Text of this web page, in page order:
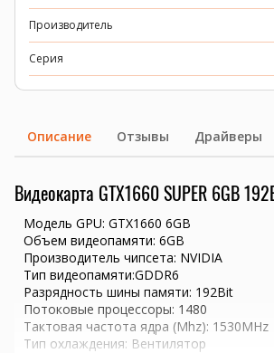
Производитель
Серия
Описание Отзывы Драйверы
Видеокарта GTX1660 SUPER 6GB
Модель GPU: GTX1660 6GB
Объем видеопамяти: 6GB
Производитель чипсета: NVIDIA
Тип видеопамяти:GDDR6
Разрядность шины памяти: 192Bit
Потоковые процессоры: 1480
Тактовая частота ядра (Mhz): 1530MHz
Тип охлаждения: Вентилятор